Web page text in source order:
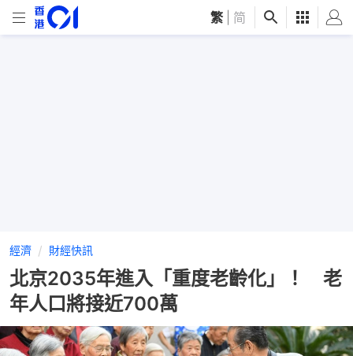
繁 简
經濟 財經快訊
北京2035年進入「重度老齡化」！ 老
年人口將接近700萬